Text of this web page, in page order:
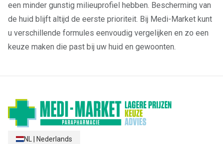
een minder gunstig milieuprofiel hebben. Bescherming van
de huid blijft altijd de eerste prioriteit. Bij Medi-Market kunt
u verschillende formules eenvoudig vergelijken en zo een
keuze maken die past bij uw huid en gewoonten.
NL Nederlands